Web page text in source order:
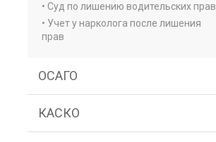
• Суд по лишению водительских прав
• Учет у нарколога после лишения
прав
ОСАГО
КАСКО